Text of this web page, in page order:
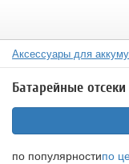
Аксессуары для
Батарейные отсеки
по популярностипо